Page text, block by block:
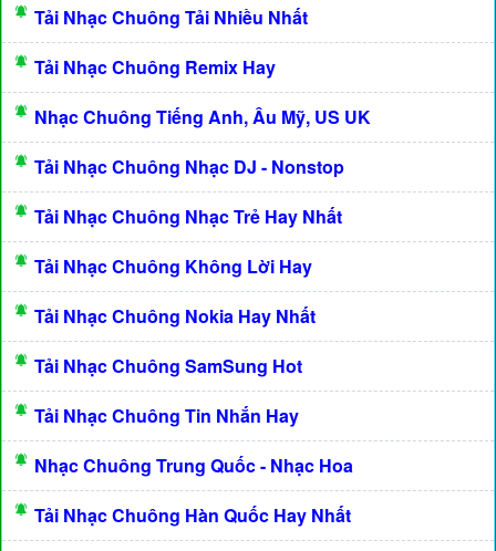
Tải Nhạc Chuông Tải Nhiều Nhất
Tải Nhạc Chuông Remix Hay
Nhạc Chuông Tiếng Anh, Âu Mỹ, US UK
Tải Nhạc Chuông Nhạc DJ - Nonstop
Tải Nhạc Chuông Nhạc Trẻ Hay Nhất
Tải Nhạc Chuông Không Lời Hay
Tải Nhạc Chuông Nokia Hay Nhất
Tải Nhạc Chuông SamSung Hot
Tải Nhạc Chuông Tin Nhắn Hay
Nhạc Chuông Trung Quốc - Nhạc Hoa
Tải Nhạc Chuông Hàn Quốc Hay Nhất